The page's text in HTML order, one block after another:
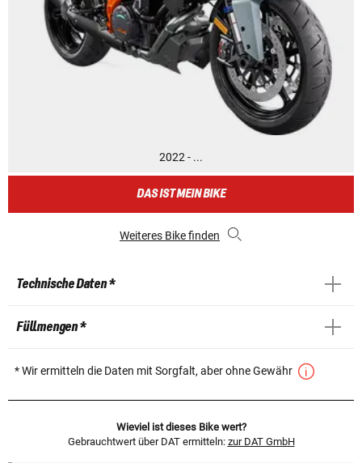
2022 - ...
DAS IST MEIN BIKE
Weiteres Bike finden
Technische Daten *
Füllmengen *
* Wir ermitteln die Daten mit Sorgfalt, aber ohne Gewähr
Wieviel ist dieses Bike wert?
Gebrauchtwert über DAT ermitteln: zur DAT GmbH